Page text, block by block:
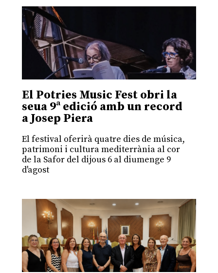
El Potries Music Fest obri la
seua 9ª edició amb un record
a Josep Piera
El festival oferirà quatre dies de música,
patrimoni i cultura mediterrània al cor
de la Safor del dijous 6 al diumenge 9
d'agost